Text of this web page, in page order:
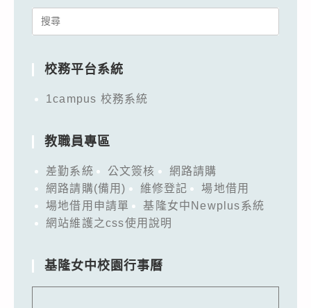
Search
校務平台系統
1campus 校務系統
教職員專區
差勤系統 公文簽核
網路請購
網路請購(備用)
維修登記
場地借用
場地借用申請單
基隆女中Newplus系統
網站維護之css使用說明
基隆女中校園行事曆